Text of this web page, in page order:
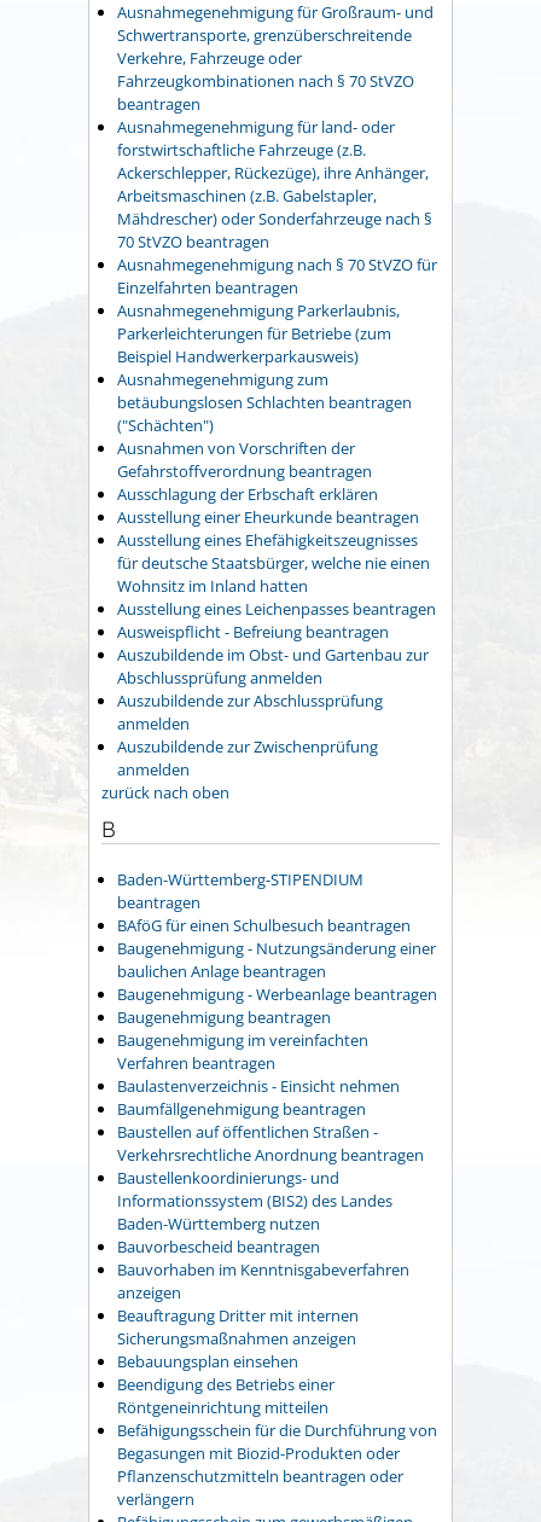
Ausnahmegenehmigung für Großraum- und
Schwertransporte, grenzüberschreitende
Verkehre, Fahrzeuge oder
Fahrzeugkombinationen nach § 70 StVZO
beantragen
Ausnahmegenehmigung für land- oder
forstwirtschaftliche Fahrzeuge (z.B.
Ackerschlepper, Rückezüge), ihre Anhänger,
Arbeitsmaschinen (z.B. Gabelstapler,
Mähdrescher) oder Sonderfahrzeuge nach §
70 StVZO beantragen
Ausnahmegenehmigung nach § 70 StVZO für
Einzelfahrten beantragen
Ausnahmegenehmigung Parkerlaubnis,
Parkerleichterungen für Betriebe (zum
Beispiel Handwerkerparkausweis)
Ausnahmegenehmigung zum
betäubungslosen Schlachten beantragen
("Schächten")
Ausnahmen von Vorschriften der
Gefahrstoffverordnung beantragen
Ausschlagung der Erbschaft erklären
Ausstellung einer Eheurkunde beantragen
Ausstellung eines Ehefähigkeitszeugnisses
für deutsche Staatsbürger, welche nie einen
Wohnsitz im Inland hatten
Ausstellung eines Leichenpasses beantragen
Ausweispflicht - Befreiung beantragen
Auszubildende im Obst- und Gartenbau zur
Abschlussprüfung anmelden
Auszubildende zur Abschlussprüfung
anmelden
Auszubildende zur Zwischenprüfung
anmelden
zurück nach oben
B
Baden-Württemberg-STIPENDIUM
beantragen
BAföG für einen Schulbesuch beantragen
Baugenehmigung - Nutzungsänderung einer
baulichen Anlage beantragen
Baugenehmigung - Werbeanlage beantragen
Baugenehmigung beantragen
Baugenehmigung im vereinfachten
Verfahren beantragen
Baulastenverzeichnis - Einsicht nehmen
Baumfällgenehmigung beantragen
Baustellen auf öffentlichen Straßen -
Verkehrsrechtliche Anordnung beantragen
Baustellenkoordinierungs- und
Informationssystem (BIS2) des Landes
Baden-Württemberg nutzen
Bauvorbescheid beantragen
Bauvorhaben im Kenntnisgabeverfahren
anzeigen
Beauftragung Dritter mit internen
Sicherungsmaßnahmen anzeigen
Bebauungsplan einsehen
Beendigung des Betriebs einer
Röntgeneinrichtung mitteilen
Befähigungsschein für die Durchführung von
Begasungen mit Biozid-Produkten oder
Pflanzenschutzmitteln beantragen oder
verlängern